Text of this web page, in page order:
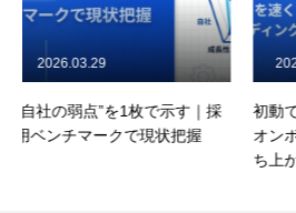
｜採
初動でコケると3ヶ月遅れる｜
オンボーディングキットで立
2026.03.29